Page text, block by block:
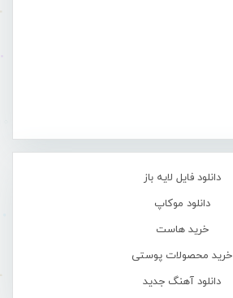
دانلود فایل لایه باز
دانلود موکاپ
خرید هاست
خرید محصولات پوستی
دانلود آهنگ جدید